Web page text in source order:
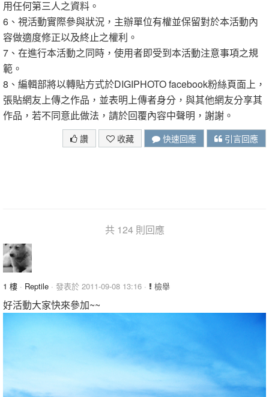
用任何第三人之資料。
6、視活動實際參與狀況，主辦單位有權並保留對於本活動內
容做適度修正以及終止之權利。
7、在進行本活動之同時，使用者即受到本活動注意事項之規
範。
8、編輯部將以轉貼方式於DIGIPHOTO facebook粉絲頁面上，
張貼網友上傳之作品，並表明上傳者身分，與其他網友分享其
作品，若不同意此做法，請於回覆內容中聲明，謝謝。
讚 收藏 快速回應 引言回應
共 124 則回應
1 樓 · Reptile · 發表於 2011-09-08 13:16 · 檢舉
好活動大家快來參加~~